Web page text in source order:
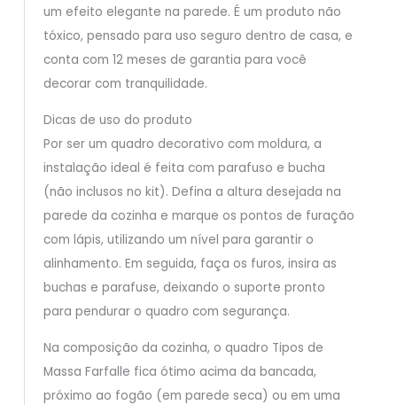
um efeito elegante na parede. É um produto não
tóxico, pensado para uso seguro dentro de casa, e
conta com 12 meses de garantia para você
decorar com tranquilidade.
Dicas de uso do produto
Por ser um quadro decorativo com moldura, a
instalação ideal é feita com parafuso e bucha
(não inclusos no kit). Defina a altura desejada na
parede da cozinha e marque os pontos de furação
com lápis, utilizando um nível para garantir o
alinhamento. Em seguida, faça os furos, insira as
buchas e parafuse, deixando o suporte pronto
para pendurar o quadro com segurança.
Na composição da cozinha, o quadro Tipos de
Massa Farfalle fica ótimo acima da bancada,
próximo ao fogão (em parede seca) ou em uma